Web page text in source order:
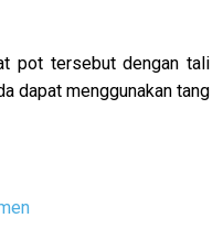
pot tersebut dengan tali
dapat menggunakan tang